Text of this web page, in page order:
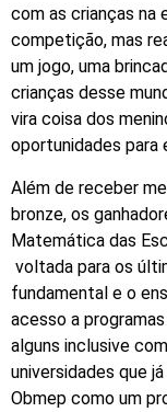
com as crianças na
competição, mas
um jogo, uma
crianças desse
vira coisa dos
oportunidades para
Além de receber
bronze, os
Matemática das
voltada para os
fundamental e o
acesso a
alguns inclusive
universidades que
Obmep como um